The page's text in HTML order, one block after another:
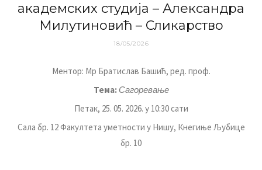
академских студија – Александра
Милутиновић – Сликарство
18/05/2026
Ментор: Мр Братислав Башић, ред. проф.
Тема: Сагоревање
Петак, 25. 05. 2026. у 10:30сати
Сала бр. 12Факултета уметности у Нишу, Кнегиње Љубице
бр. 10